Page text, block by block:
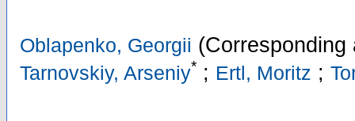
Oblapenko, Georgii (Corresponding
Tarnovskiy, Arseniy* ; Ertl, Moritz ;